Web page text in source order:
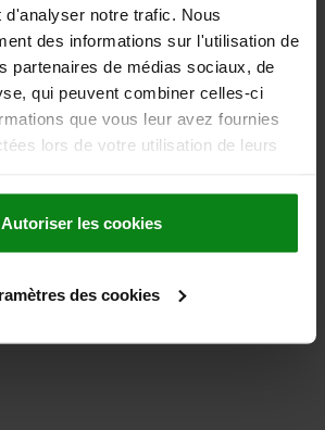
d'analyser notre trafic. Nous
des informations sur l'utilisation de
partenaires de médias sociaux, de
qui peuvent combiner celles-ci
que vous leur avez fournies
lors de votre utilisation de leurs
Autoriser les cookies
des cookies
T-piece, for round tubes